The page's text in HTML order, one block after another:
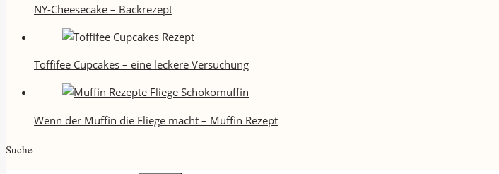
NY-Cheesecake – Backrezept
Toffifee Cupcakes – eine leckere Versuchung
Wenn der Muffin die Fliege macht – Muffin Rezept
Suche